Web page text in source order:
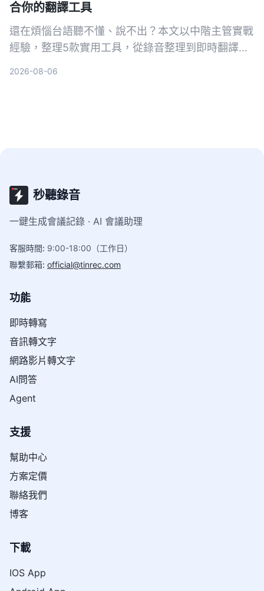
合你的翻譯工具
還在煩惱台語聽不懂、說不出？本文以中階主管實戰
經驗，整理5款實用工具，從錄音整理到即時翻譯，
2026-08-06
秒聽錄音
一鍵生成會議記錄 · AI 會議助理
客服時間: 9:00-18:00（工作日）
聯繫郵箱: official@tinrec.com
功能
即時轉寫
音訊轉文字
網路影片轉文字
AI問答
Agent
支援
幫助中心
方案定價
聯絡我們
博客
下載
IOS App